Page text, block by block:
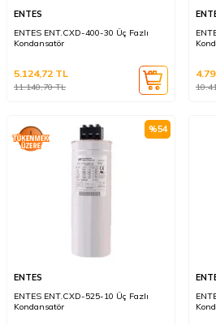
ENTES
ENTES ENT.CXD-400-30 Üç Fazlı
Kondansatör
11.140,70TL
5.124,72 TL
%54
ENTES
ENTES ENT.CXD-525-10 Üç Fazlı
Kondansatör